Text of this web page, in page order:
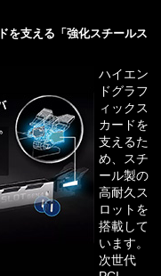
を支える「強化スチールス
ハイエン
ドグラフ
ィックス
カードを
支えるた
め、スチ
ール製の
高耐久ス
ロットを
搭載して
います。
次世代